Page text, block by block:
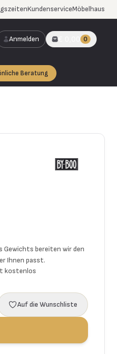
KundenserviceMöbelhaus
Anmelden € 0,00 0
Beratung
Gewichts bereiten wir den
Ihnen passt.
kostenlos
Auf die Wunschliste